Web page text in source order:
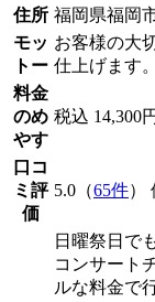
住所 福岡県福岡
モッ
トー
お客様の大
仕上げます。
料金
のめ
やす
税込 14,300円
口コ
ミ評
価
5.0（65件）
日曜祭日で
コンサート
ルな料金で